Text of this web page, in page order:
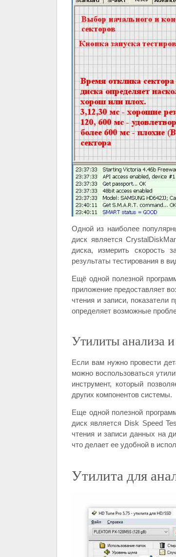
Одной из наиболее
диск является
диска, измерить скорость
результаты тестирования в
Ещё одной полезной
приложение предоставляет
чтения и записи, показатели
определяет возможные
Утилиты анализа
Если вам нужно провести
можно воспользоваться
инструмент, который
других компонентов системы.
Еще одной полезной
диск является Disk Speed
чтения и записи данных на
что делает ее удобной в
Утилита для